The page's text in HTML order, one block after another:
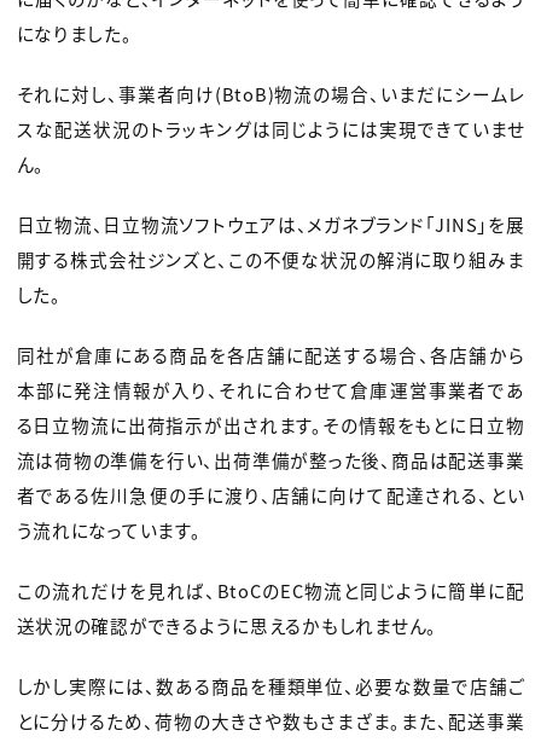
になりました。
それに対し、事業者向け(BtoB)物流の場合、いまだにシームレ
スな配送状況のトラッキングは同じようには実現できていませ
ん。
日立物流、日立物流ソフトウェアは、メガネブランド「JINS」を展
開する株式会社ジンズと、この不便な状況の解消に取り組みま
した。
同社が倉庫にある商品を各店舗に配送する場合、各店舗から
本部に発注情報が入り、それに合わせて倉庫運営事業者であ
る日立物流に出荷指示が出されます。その情報をもとに日立物
流は荷物の準備を行い、出荷準備が整った後、商品は配送事業
者である佐川急便の手に渡り、店舗に向けて配達される、とい
う流れになっています。
この流れだけを見れば、BtoCのEC物流と同じように簡単に配
送状況の確認ができるように思えるかもしれません。
しかし実際には、数ある商品を種類単位、必要な数量で店舗ご
とに分けるため、荷物の大きさや数もさまざま。また、配送事業